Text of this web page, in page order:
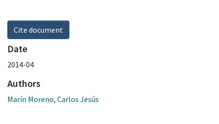
Cite document
Date
2014-04
Authors
Marín Moreno, Carlos Jesús